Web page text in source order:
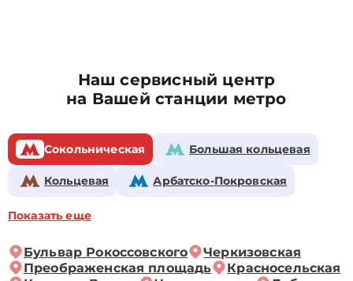
Наш сервисный центр
на Вашей станции метро
Сокольническая Большая кольцевая
Кольцевая Арбатско-Покровская
Показать еще
Бульвар Рокоссовского
Черкизовская
Преображенская площадь
Красносельская